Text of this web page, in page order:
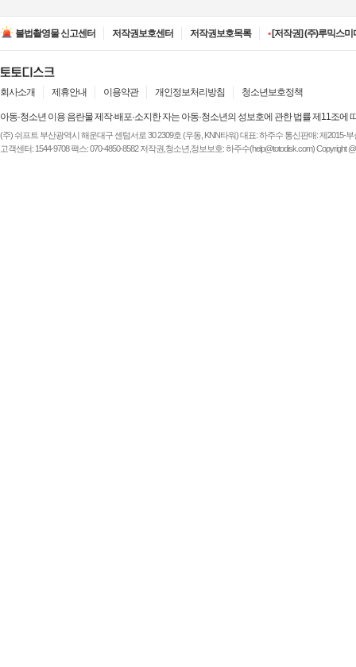
불법촬영물 신고센터 저작권보호센터 저작권보호목록
•[저작권] (주)루믹스미
•[저작권] (주)JAYE -
회사소개 제휴안내 이용약관 개인정보처리방침 청소년보호정책
아동·청소년 이용 음란물 제작·배포·소지한 자는 아동·청소년의 성보호에 관한 법률 제11조에
(주) 쉬프트 부산광역시 해운대구 센텀서로 30 2309호 (우동, KNN타워) 대표: 하주수 통신판매: 제2015-
고객센터: 1544-9708 팩스: 070-4850-8582 저작권,청소년,정보보호: 하주수(help@totodisk.com) Copyright